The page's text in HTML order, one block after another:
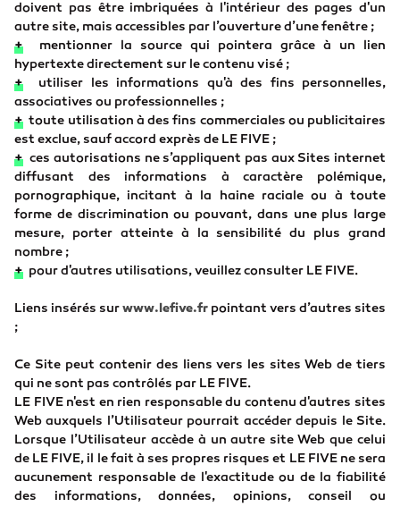
doivent pas être imbriquées à l'intérieur des pages d'un
autre site, mais accessibles par l’ouverture d’une fenêtre ;
+ mentionner la source qui pointera grâce à un lien
hypertexte directement sur le contenu visé ;
+ utiliser les informations qu'à des fins personnelles,
associatives ou professionnelles ;
+ toute utilisation à des fins commerciales ou publicitaires
est exclue, sauf accord exprès de LE FIVE ;
+ ces autorisations ne s’appliquent pas aux Sites internet
diffusant des informations à caractère polémique,
pornographique, incitant à la haine raciale ou à toute
forme de discrimination ou pouvant, dans une plus large
mesure, porter atteinte à la sensibilité du plus grand
nombre ;
+ pour d'autres utilisations, veuillez consulter LE FIVE.
Liens insérés surwww.lefive.fr pointant vers d’autres sites
;
Ce Site peut contenir des liens vers les sites Web de tiers
qui ne sont pas contrôlés par LE FIVE.
LE FIVE n'est en rien responsable du contenu d'autres sites
Web auxquels l’Utilisateur pourrait accéder depuis le Site.
Lorsque l’Utilisateur accède à un autre site Web que celui
de LE FIVE, il le fait à ses propres risques et LE FIVE ne sera
aucunement responsable de l'exactitude ou de la fiabilité
des informations, données, opinions, conseil ou